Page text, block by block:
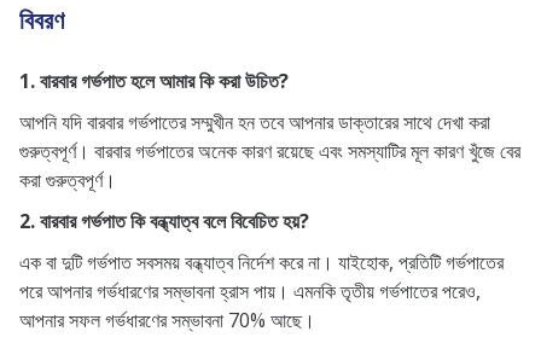
বিবরণ
1. বারবার গর্ভপাত হলে আমার কি করা উচিত?
আপনি যদি বারবার গর্ভপাতের সম্মুখীন হন তবে আপনার ডাক্তারের সাথে দেখা করা
গুরুত্বপূর্ণ। বারবার গর্ভপাতের অনেক কারণ রয়েছে এবং সমস্যাটির মূল কারণ খুঁজে বের
করা গুরুত্বপূর্ণ।
2. বারবার গর্ভপাত কি বন্ধ্যাত্ব বলে বিবেচিত হয়?
এক বা দুটি গর্ভপাত সবসময় বন্ধ্যাত্ব নির্দেশ করে না। যাইহোক, প্রতিটি গর্ভপাতের
পরে আপনার গর্ভধারণের সম্ভাবনা হ্রাস পায়। এমনকি তৃতীয় গর্ভপাতের পরেও,
আপনার সফল গর্ভধারণের সম্ভাবনা 70% আছে।